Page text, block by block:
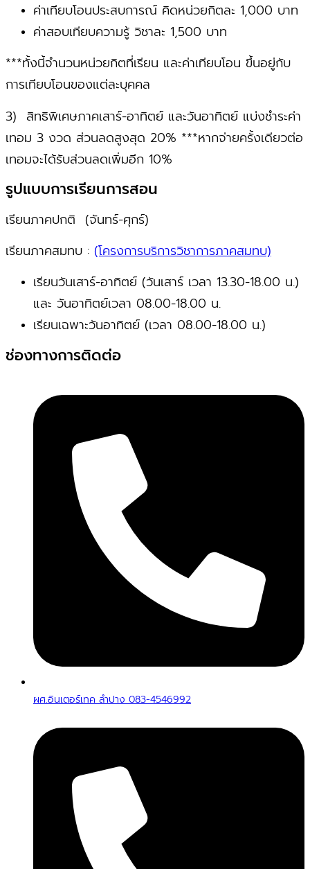
ค่าเทียบโอนประสบการณ์ คิดหน่วยกิตละ 1,000 บาท
ค่าสอบเทียบความรู้ วิชาละ 1,500 บาท
***ทั้งนี้จำนวนหน่วยกิตที่เรียน และค่าเทียบโอน ขึ้นอยู่กับ
การเทียบโอนของแต่ละบุคคล
3) สิทธิพิเศษภาคเสาร์-อาทิตย์ และวันอาทิตย์ แบ่งชำระค่า
เทอม 3 งวด ส่วนลดสูงสุด 20% ***หากจ่ายครั้งเดียวต่อ
เทอมจะได้รับส่วนลดเพิ่มอีก 10%
‏‏‎‏‏รูปแบบการเรียนการสอน
เรียนภาคปกติ (จันทร์-ศุกร์)
เรียนภาคสมทบ : (โครงการบริการวิชาการภาคสมทบ)
เรียนวันเสาร์-อาทิตย์ (วันเสาร์ เวลา 13.30-18.00 น.)
และ วันอาทิตย์เวลา 08.00-18.00 น.
เรียนเฉพาะวันอาทิตย์ (เวลา 08.00-18.00 น.)
‏‏‎ช่องทางการติดต่อ
ผศ.อินเตอร์เทค ลำปาง 083-4546992